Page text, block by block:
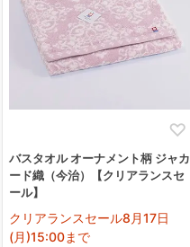
バスタオル オーナメント柄 ジャカ
ード織（今治）【クリアランスセ
ール】
クリアランスセール8月17日
(月)15:00まで